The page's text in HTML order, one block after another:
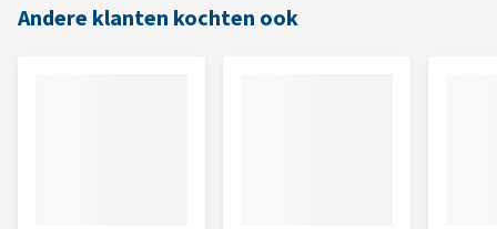
Andere klanten kochten ook